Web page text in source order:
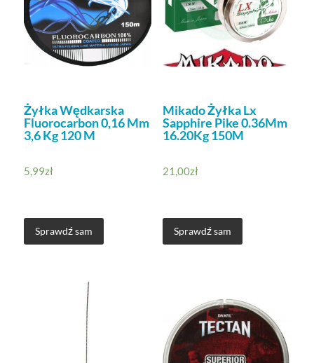
Żyłka Wędkarska
Fluorocarbon 0,16 Mm
3,6 Kg 120 M
5,99zł
Sprawdź sam
Mikado Żyłka Lx
Sapphire Pike 0.36Mm
16.20Kg 150M
21,00zł
Sprawdź sam